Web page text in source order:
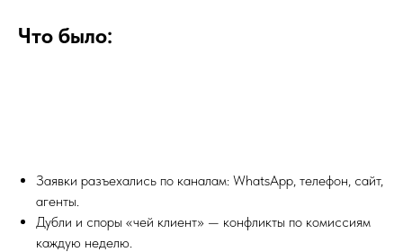
Что было:
Заявки разъехались по каналам: WhatsApp, телефон, сайт,
агенты.
Дубли и споры «чей клиент» — конфликты по комиссиям
каждую неделю.